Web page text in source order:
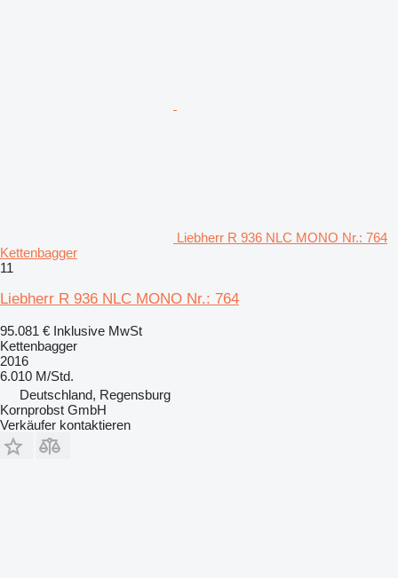
Liebherr R 936 NLC MONO Nr.: 764
Kettenbagger
11
Liebherr R 936 NLC MONO Nr.: 764
95.081 € Inklusive MwSt
Kettenbagger
2016
6.010 M/Std.
Deutschland, Regensburg
Kornprobst GmbH
Verkäufer kontaktieren